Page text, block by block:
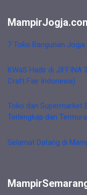
7 Toko Bangunan
KWaS Hadir di
Craft Fair Indonesia)
Toko dan Supermarket
Terlengkap dan
Selamat Datang di